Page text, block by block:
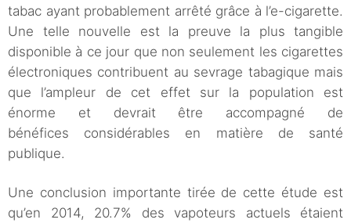
tabac ayant probablement arrêté grâce à l’e-cigarette.
Une telle nouvelle est la preuve la plus tangible
disponible à ce jour que non seulement les cigarettes
électroniques contribuent au sevrage tabagique mais
que l’ampleur de cet effet sur la population est
énorme et devrait être accompagné de
bénéfices considérables en matière de santé
publique.
Une conclusion importante tirée de cette étude est
qu’en 2014, 20.7% des vapoteurs actuels étaient